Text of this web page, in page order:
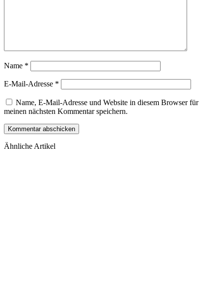
Name *
E-Mail-Adresse *
Name, E-Mail-Adresse und Website in diesem Browser für
meinen nächsten Kommentar speichern.
Ähnliche Artikel